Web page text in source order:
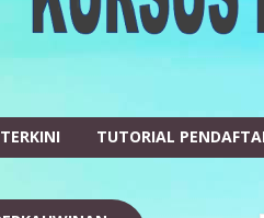
TERKINI TUTORIAL